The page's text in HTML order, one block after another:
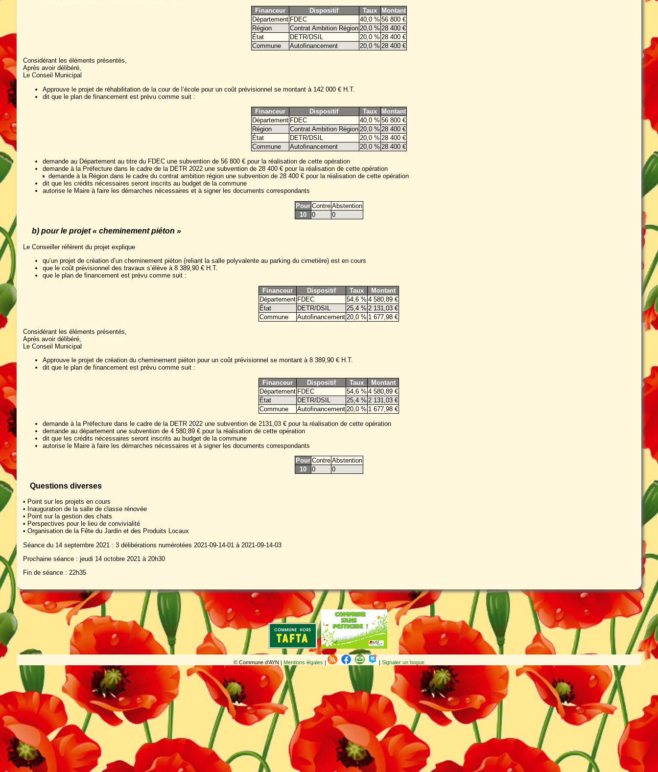
Financeur Dispositif Taux
Montant
Département FDEC 40,0 % 56 800 €
Région
Contrat Ambition Région 20,0 % 28 400 €
État
DETR/DSIL 20,0 % 28 400 €
Commune
Autofinancement 20,0 % 28 400 €
Considérant les éléments présentés,
Après avoir délibéré,
Le Conseil Municipal
Approuve le projet de réhabilitation de la cour de l’école pour un coût prévisionnel se montant à 142 000 € H.T.
dit que le plan de financement est prévu comme suit :
Financeur Dispositif Taux
Montant
Département FDEC 40,0 % 56 800 €
Région
Contrat Ambition Région 20,0 % 28 400 €
État
DETR/DSIL 20,0 % 28 400 €
Commune
Autofinancement 20,0 % 28 400 €
demande au Département au titre du FDEC une subvention de 56 800 € pour la réalisation de cette opération
demande à la Préfecture dans le cadre de la DETR 2022 une subvention de 28 400 € pour la réalisation de cette opération
demande à la Région dans le cadre du contrat ambition région une subvention de 28 400 € pour la réalisation de cette opération
dit que les crédits nécessaires seront inscrits au budget de la commune
autorise le Maire à faire les démarches nécessaires et à signer les documents correspondants
Pour Contre Abstention
10
0 0
b) pour le projet « cheminement piéton »
Le Conseiller référent du projet explique
qu’un projet de création d’un cheminement piéton (reliant la salle polyvalente au parking du cimetière) est en cours
que le coût prévisionnel des travaux s’élève à 8 389,90 € H.T.
que le plan de financement est prévu comme suit :
Financeur Dispositif Taux
Montant
Département FDEC 54,6 % 4 580,89 €
État
DETR/DSIL 25,4 % 2 131,03 €
Commune
Autofinancement 20,0 % 1 677,98 €
Considérant les éléments présentés,
Après avoir délibéré,
Le Conseil Municipal
Approuve le projet de création du cheminement piéton pour un coût prévisionnel se montant à 8 389,90 € H.T.
dit que le plan de financement est prévu comme suit :
Financeur Dispositif Taux
Montant
Département FDEC 54,6 % 4 580,89 €
État
DETR/DSIL 25,4 % 2 131,03 €
Commune
Autofinancement 20,0 % 1 677,98 €
demande à la Préfecture dans le cadre de la DETR 2022 une subvention de 2131,03 € pour la réalisation de cette opération
demande au département une subvention de 4 580,89 € pour la réalisation de cette opération
dit que les crédits nécessaires seront inscrits au budget de la commune
autorise le Maire à faire les démarches nécessaires et à signer les documents correspondants
Pour Contre Abstention
10
0 0
Questions diverses
• Point sur les projets en cours
• Inauguration de la salle de classe rénovée
• Point sur la gestion des chats
• Perspectives pour le lieu de convivialité
• Organisation de la Fête du Jardin et des Produits Locaux
Séance du 14 septembre 2021 : 3 délibérations numérotées 2021-09-14-01 à 2021-09-14-03
Prochaine séance : jeudi 14 octobre 2021 à 20h30
Fin de séance : 22h35
© Commune d'AYN | Mentions légales |Signaler un bogue